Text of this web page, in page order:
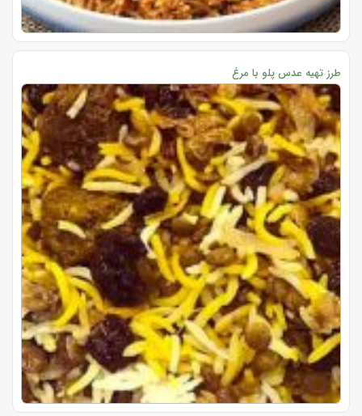
طرز تهیه عدس پلو با مرغ